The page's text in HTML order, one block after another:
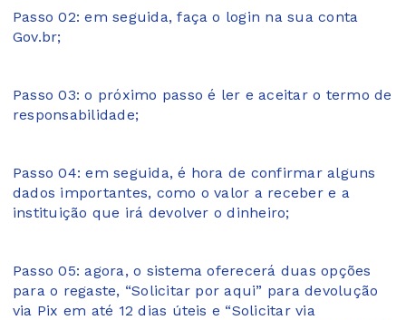
Passo 02: em seguida, faça o login na sua conta
Gov.br;
Passo 03: o próximo passo é ler e aceitar o termo de
responsabilidade;
Passo 04: em seguida, é hora de confirmar alguns
dados importantes, como o valor a receber e a
instituição que irá devolver o dinheiro;
Passo 05: agora, o sistema oferecerá duas opções
para o regaste, “Solicitar por aqui” para devolução
via Pix em até 12 dias úteis e “Solicitar via